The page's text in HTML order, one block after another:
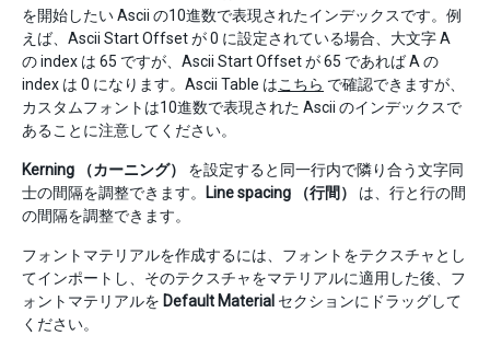
を開始したい Ascii の10進数で表現されたインデックスです。例
えば、Ascii Start Offset が 0 に設定されている場合、大文字 A
の index は 65 ですが、Ascii Start Offset が 65 であれば A の
index は 0 になります。Ascii Table はこちら で確認できますが、
カスタムフォントは10進数で表現された Ascii のインデックスで
あることに注意してください。
Kerning （カーニング）
を設定すると同一行内で隣り合う文字同
士の間隔を調整できます。
Line spacing （行間）
は、行と行の間
の間隔を調整できます。
フォントマテリアルを作成するには、フォントをテクスチャとし
てインポートし、そのテクスチャをマテリアルに適用した後、フ
ォントマテリアルを Default Material セクションにドラッグして
ください。